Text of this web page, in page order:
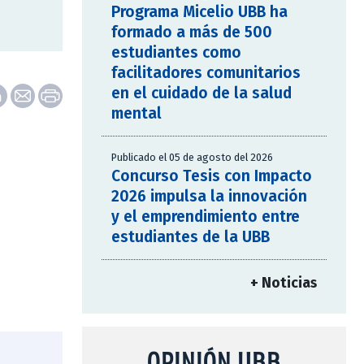
Programa Micelio UBB ha
formado a más de 500
estudiantes como
facilitadores comunitarios
en el cuidado de la salud
mental
Publicado el 05 de agosto del 2026
Concurso Tesis con Impacto
2026 impulsa la innovación
y el emprendimiento entre
estudiantes de la UBB
+ Noticias